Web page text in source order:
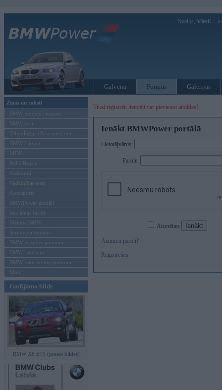
Sveiks, Viesi!
Galvenā Forums Galerijas
Ziņas un raksti
BMW modeļu jaunumi
BMW testi
Tehnoloģijas & sasniegumi
BMW Latvijā
MINI
Rolls-Royce
Pasākumi
Vadāmības tests
Autosports
BMWPower aktuāli
Reklāmas raksti
Mēneša BMW
Sērijveida tūnings
BMW pasaules jaunumi
BMW koncepti
BMW konkurentu jaunumi
Moto
Gadījuma bilde
BMW X6 E71 (preses bildes)
Tikai reģistrēti lietotāji var pievienot atbildes!
Ienākt BMWPower portālā
Lietotājvārds:
Parole:
Atcerēties
Aizmirsi paroli?
Reģistrēties